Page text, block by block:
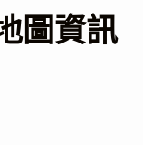
圖資訊